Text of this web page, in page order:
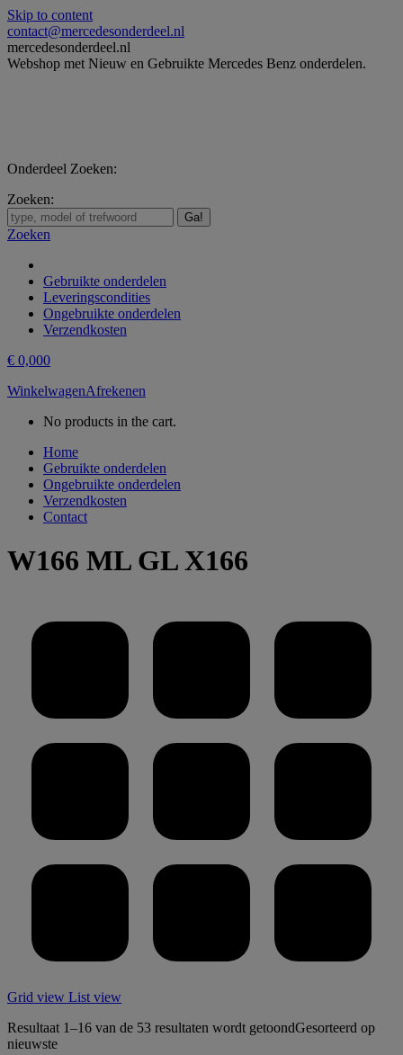
Skip to content
contact@mercedesonderdeel.nl
mercedesonderdeel.nl
Webshop met Nieuw en Gebruikte Mercedes Benz onderdelen.
Onderdeel Zoeken:
Zoeken:
Zoeken
Gebruikte onderdelen
Leveringscondities
Ongebruikte onderdelen
Verzendkosten
€ 0,000
WinkelwagenAfrekenen
No products in the cart.
Home
Gebruikte onderdelen
Ongebruikte onderdelen
Verzendkosten
Contact
W166 ML GL X166
Grid view List view
Resultaat 1–16 van de 53 resultaten wordt getoondGesorteerd op
nieuwste